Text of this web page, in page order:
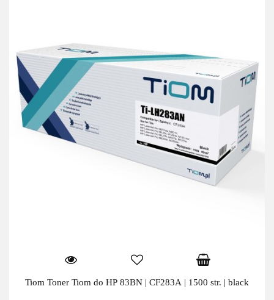
Tiom Toner Tiom do HP 83BN | CF283A | 1500 str. | black